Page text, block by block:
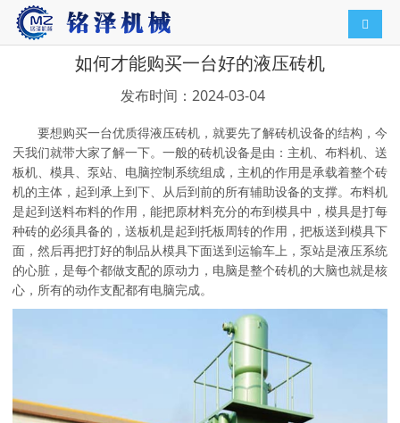
导航
如何才能购买一台好的液压砖机
发布时间：2024-03-04
要想购买一台优质得液压砖机，就要先了解砖机设备的结构，今
天我们就带大家了解一下。一般的砖机设备是由：主机、布料机、送
板机、模具、泵站、电脑控制系统组成，主机的作用是承载着整个砖
机的主体，起到承上到下、从后到前的所有辅助设备的支撑。布料机
是起到送料布料的作用，能把原材料充分的布到模具中，模具是打每
种砖的必须具备的，送板机是起到托板周转的作用，把板送到模具下
面，然后再把打好的制品从模具下面送到运输车上，泵站是液压系统
的心脏，是每个都做支配的原动力，电脑是整个砖机的大脑也就是核
心，所有的动作支配都有电脑完成。